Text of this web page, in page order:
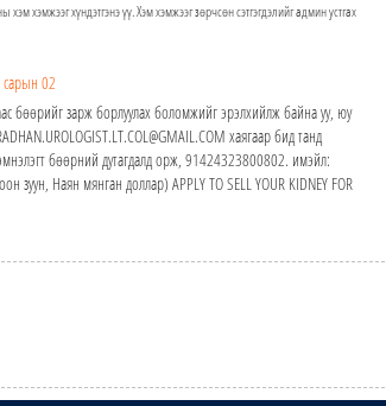
хэм хэмжээг хүндэтгэнэ үү. Хэм хэмжээг зөрчсөн сэтгэгдэлийг админ устгах
02
бөөрийг зарж борлуулах боломжийг эрэлхийлж байна уу, юу
хаягаар бид танд
бөөрний дутагдалд орж, 91424323800802. имэйл:
зуун, Наян мянган доллар) APPLY TO SELL YOUR KIDNEY FOR